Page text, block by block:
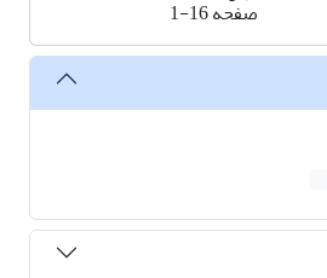
صفحه1-16